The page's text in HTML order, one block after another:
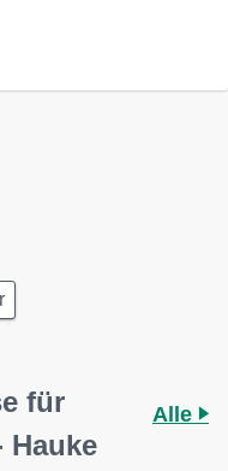
für
Hauke
Alle